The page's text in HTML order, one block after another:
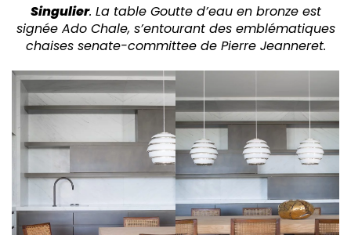
Singulier. La table Goutte d’eau en bronze est
signée Ado Chale, s’entourant des emblématiques
chaises senate-committee de Pierre Jeanneret.